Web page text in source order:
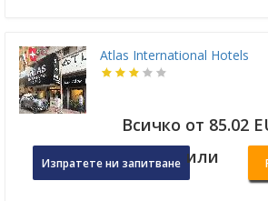
Atlas International Hotels
Всичко от 85.02
Изпратете ни запитване или